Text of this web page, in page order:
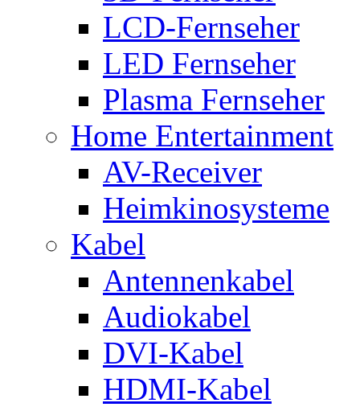
LCD-Fernseher
LED Fernseher
Plasma Fernseher
Home Entertainment
AV-Receiver
Heimkinosysteme
Kabel
Antennenkabel
Audiokabel
DVI-Kabel
HDMI-Kabel